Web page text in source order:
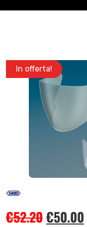
In offerta!
€52.20€50.00